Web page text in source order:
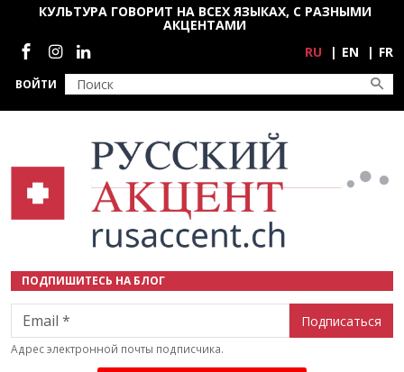
Перейти к основному содержанию
ВОЙТИ
КУЛЬТУРА ГОВОРИТ НА ВСЕХ ЯЗЫКАХ, С РАЗНЫМИ
АКЦЕНТАМИ
Социальные сети
RU EN FR
ПОДПИШИТЕСЬ НА БЛОГ
Email
Адрес электронной почты подписчика.